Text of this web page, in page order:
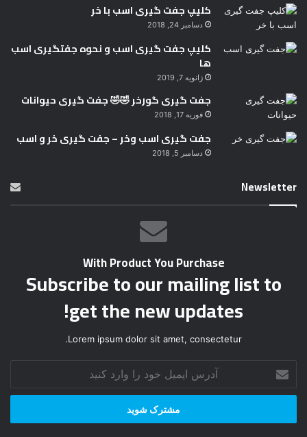
کلیپ جفت گیری اسب با خر
دسامبر 24, 2018
کلیپ جفت گیری اسب و نحوه جفتگیری اسب
ها
ژانویه 7, 2019
جفت گیری گورخر 🤣🤣 جفت گیری حیوانات
فوریه 17, 2018
جفت گیری اسب وخر – جفت گیری خر و اسب
دسامبر 5, 2018
Newsletter
With Product You Purchase
Subscribe to our mailing list to
get the new updates!
Lorem ipsum dolor sit amet, consectetur.
ر
ا